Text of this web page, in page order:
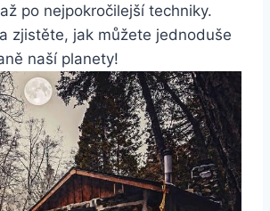
po ⁤nejpokročilejší techniky.
zjistěte, jak můžete⁣ jednoduše
naší planety!